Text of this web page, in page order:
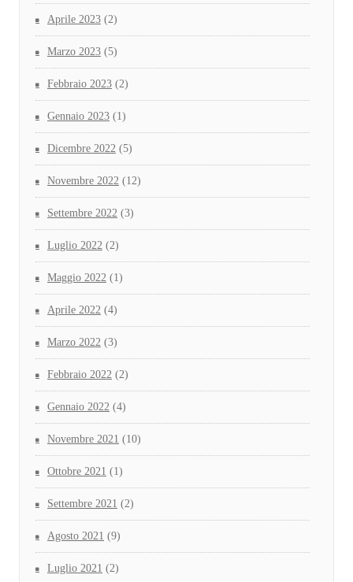
Aprile 2023 (2)
Marzo 2023 (5)
Febbraio 2023 (2)
Gennaio 2023 (1)
Dicembre 2022 (5)
Novembre 2022 (12)
Settembre 2022 (3)
Luglio 2022 (2)
Maggio 2022 (1)
Aprile 2022 (4)
Marzo 2022 (3)
Febbraio 2022 (2)
Gennaio 2022 (4)
Novembre 2021 (10)
Ottobre 2021 (1)
Settembre 2021 (2)
Agosto 2021 (9)
Luglio 2021 (2)